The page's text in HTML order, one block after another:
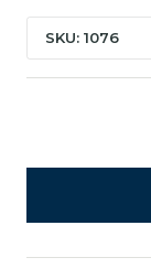
SKU: 1076